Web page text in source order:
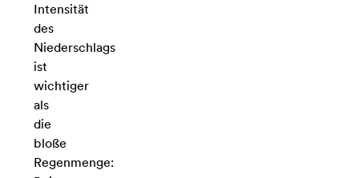
Intensität
des
Niederschlags
ist
wichtiger
als
die
bloße
Regenmenge: